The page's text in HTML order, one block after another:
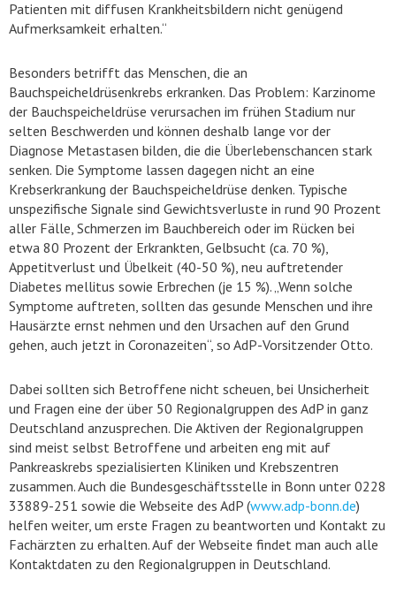
Patienten mit diffusen Krankheitsbildern nicht genügend
Aufmerksamkeit erhalten.“
Besonders betrifft das Menschen, die an
Bauchspeicheldrüsenkrebs erkranken. Das Problem: Karzinome
der Bauchspeicheldrüse verursachen im frühen Stadium nur
selten Beschwerden und können deshalb lange vor der
Diagnose Metastasen bilden, die die Überlebenschancen stark
senken. Die Symptome lassen dagegen nicht an eine
Krebserkrankung der Bauchspeicheldrüse denken. Typische
unspezifische Signale sind Gewichtsverluste in rund 90 Prozent
aller Fälle, Schmerzen im Bauchbereich oder im Rücken bei
etwa 80 Prozent der Erkrankten, Gelbsucht (ca. 70 %),
Appetitverlust und Übelkeit (40-50 %), neu auftretender
Diabetes mellitus sowie Erbrechen (je 15 %). „Wenn solche
Symptome auftreten, sollten das gesunde Menschen und ihre
Hausärzte ernst nehmen und den Ursachen auf den Grund
gehen, auch jetzt in Coronazeiten“, so AdP-Vorsitzender Otto.
Dabei sollten sich Betroffene nicht scheuen, bei Unsicherheit
und Fragen eine der über 50 Regionalgruppen des AdP in ganz
Deutschland anzusprechen. Die Aktiven der Regionalgruppen
sind meist selbst Betroffene und arbeiten eng mit auf
Pankreaskrebs spezialisierten Kliniken und Krebszentren
zusammen. Auch die Bundesgeschäftsstelle in Bonn unter 0228
33889-251 sowie die Webseite des AdP (www.adp-bonn.de)
helfen weiter, um erste Fragen zu beantworten und Kontakt zu
Fachärzten zu erhalten. Auf der Webseite findet man auch alle
Kontaktdaten zu den Regionalgruppen in Deutschland.